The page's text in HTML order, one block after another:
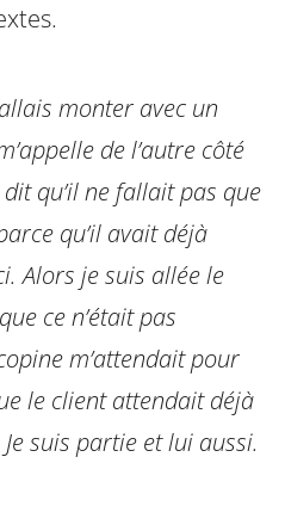
monter avec un
de l’autre côté
qu’il ne fallait pas que
qu’il avait déjà
Alors je suis allée le
ce n’était pas
m’attendait pour
le client attendait déjà
suis partie et lui aussi.